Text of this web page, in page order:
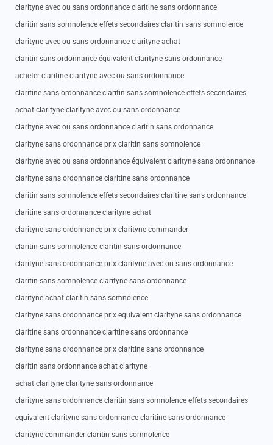
clarityne avec ou sans ordonnance claritine sans ordonnance
claritin sans somnolence effets secondaires claritin sans somnolence
clarityne avec ou sans ordonnance clarityne achat
claritin sans ordonnance équivalent clarityne sans ordonnance
acheter claritine clarityne avec ou sans ordonnance
claritine sans ordonnance claritin sans somnolence effets secondaires
achat clarityne clarityne avec ou sans ordonnance
clarityne avec ou sans ordonnance claritin sans ordonnance
clarityne sans ordonnance prix claritin sans somnolence
clarityne avec ou sans ordonnance équivalent clarityne sans ordonnance
clarityne sans ordonnance claritine sans ordonnance
claritin sans somnolence effets secondaires claritine sans ordonnance
claritine sans ordonnance clarityne achat
clarityne sans ordonnance prix clarityne commander
claritin sans somnolence claritin sans ordonnance
clarityne sans ordonnance prix clarityne avec ou sans ordonnance
claritin sans somnolence clarityne sans ordonnance
clarityne achat claritin sans somnolence
clarityne sans ordonnance prix equivalent clarityne sans ordonnance
claritine sans ordonnance claritine sans ordonnance
clarityne sans ordonnance prix claritine sans ordonnance
claritin sans ordonnance achat clarityne
achat clarityne clarityne sans ordonnance
clarityne sans ordonnance claritin sans somnolence effets secondaires
equivalent clarityne sans ordonnance claritine sans ordonnance
clarityne commander claritin sans somnolence